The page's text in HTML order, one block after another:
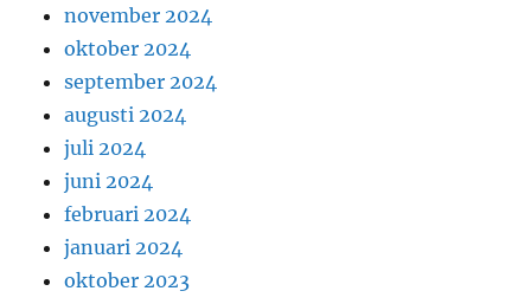
november 2024
oktober 2024
september 2024
augusti 2024
juli 2024
juni 2024
februari 2024
januari 2024
oktober 2023